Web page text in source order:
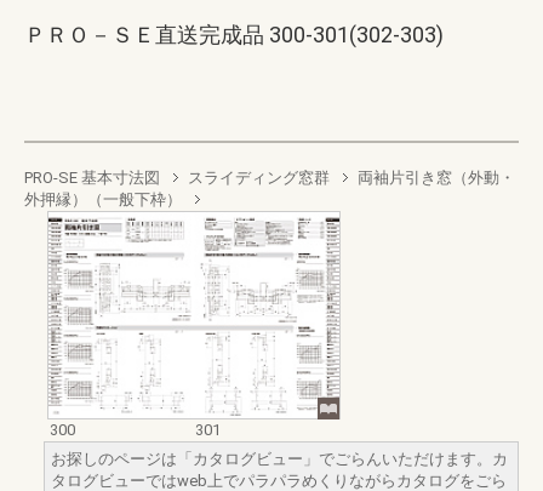
ＰＲＯ－ＳＥ直送完成品 300-301(302-303)
PRO-SE 基本寸法図 スライディング窓群
両袖片引き窓（外動・
外押縁）（一般下枠）
300
301
お探しのページは「カタログビュー」でごらんいただけます。カ
タログビューではweb上でパラパラめくりながらカタログをごら